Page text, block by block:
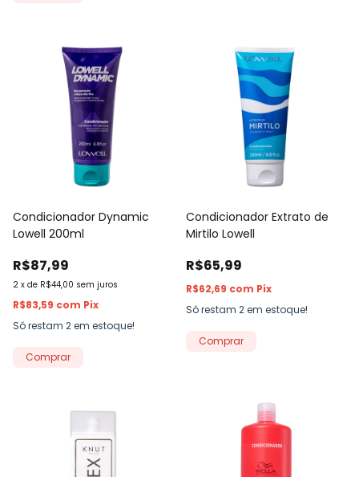
Condicionador Dynamic
Lowell 200ml
R$87,99
2 x de R$44,00 sem juros
R$83,59 com Pix
Só restam 2em estoque!
Condicionador Extrato de
Mirtilo Lowell
R$65,99
R$62,69 com Pix
Só restam 2em estoque!
Comprar